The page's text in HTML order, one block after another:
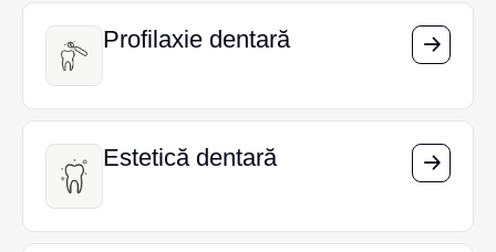
Profilaxie dentară
Profilaxie dentară
Estetică dentară
Estetică dentară